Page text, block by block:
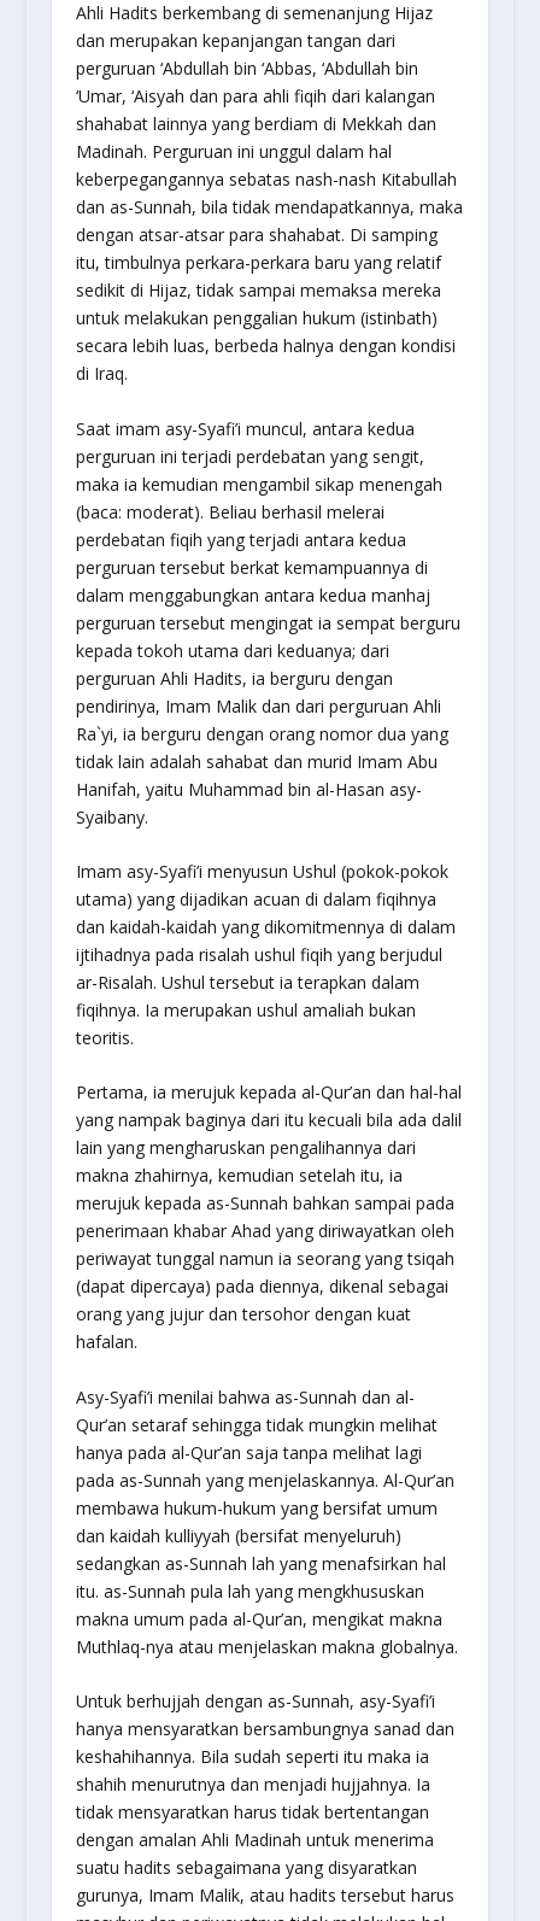
Ahli Hadits berkembang di semenanjung Hijaz
dan merupakan kepanjangan tangan dari
perguruan ‘Abdullah bin ‘Abbas, ‘Abdullah bin
‘Umar, ‘Aisyah dan para ahli fiqih dari kalangan
shahabat lainnya yang berdiam di Mekkah dan
Madinah. Perguruan ini unggul dalam hal
keberpegangannya sebatas nash-nash Kitabullah
dan as-Sunnah, bila tidak mendapatkannya, maka
dengan atsar-atsar para shahabat. Di samping
itu, timbulnya perkara-perkara baru yang relatif
sedikit di Hijaz, tidak sampai memaksa mereka
untuk melakukan penggalian hukum (istinbath)
secara lebih luas, berbeda halnya dengan kondisi
di Iraq.
Saat imam asy-Syafi’i muncul, antara kedua
perguruan ini terjadi perdebatan yang sengit,
maka ia kemudian mengambil sikap menengah
(baca: moderat). Beliau berhasil melerai
perdebatan fiqih yang terjadi antara kedua
perguruan tersebut berkat kemampuannya di
dalam menggabungkan antara kedua manhaj
perguruan tersebut mengingat ia sempat berguru
kepada tokoh utama dari keduanya; dari
perguruan Ahli Hadits, ia berguru dengan
pendirinya, Imam Malik dan dari perguruan Ahli
Ra`yi, ia berguru dengan orang nomor dua yang
tidak lain adalah sahabat dan murid Imam Abu
Hanifah, yaitu Muhammad bin al-Hasan asy-
Syaibany.
Imam asy-Syafi’i menyusun Ushul (pokok-pokok
utama) yang dijadikan acuan di dalam fiqihnya
dan kaidah-kaidah yang dikomitmennya di dalam
ijtihadnya pada risalah ushul fiqih yang berjudul
ar-Risalah. Ushul tersebut ia terapkan dalam
fiqihnya. Ia merupakan ushul amaliah bukan
teoritis.
Pertama, ia merujuk kepada al-Qur’an dan hal-hal
yang nampak baginya dari itu kecuali bila ada dalil
lain yang mengharuskan pengalihannya dari
makna zhahirnya, kemudian setelah itu, ia
merujuk kepada as-Sunnah bahkan sampai pada
penerimaan khabar Ahad yang diriwayatkan oleh
periwayat tunggal namun ia seorang yang tsiqah
(dapat dipercaya) pada diennya, dikenal sebagai
orang yang jujur dan tersohor dengan kuat
hafalan.
Asy-Syafi’i menilai bahwa as-Sunnah dan al-
Qur’an setaraf sehingga tidak mungkin melihat
hanya pada al-Qur’an saja tanpa melihat lagi
pada as-Sunnah yang menjelaskannya. Al-Qur’an
membawa hukum-hukum yang bersifat umum
dan kaidah kulliyyah (bersifat menyeluruh)
sedangkan as-Sunnah lah yang menafsirkan hal
itu. as-Sunnah pula lah yang mengkhususkan
makna umum pada al-Qur’an, mengikat makna
Muthlaq-nya atau menjelaskan makna globalnya.
Untuk berhujjah dengan as-Sunnah, asy-Syafi’i
hanya mensyaratkan bersambungnya sanad dan
keshahihannya. Bila sudah seperti itu maka ia
shahih menurutnya dan menjadi hujjahnya. Ia
tidak mensyaratkan harus tidak bertentangan
dengan amalan Ahli Madinah untuk menerima
suatu hadits sebagaimana yang disyaratkan
gurunya, Imam Malik, atau hadits tersebut harus